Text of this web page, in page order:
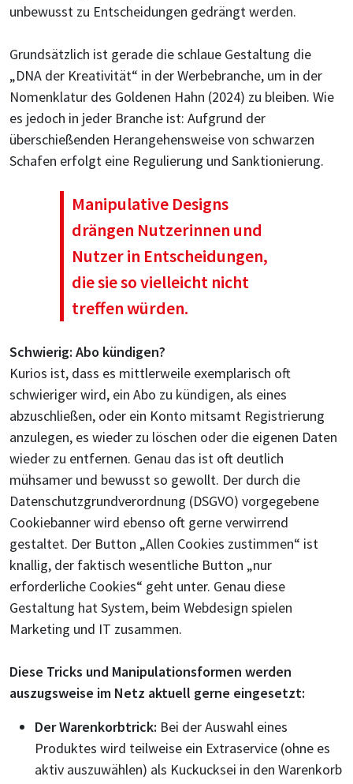
unbewusst zu Entscheidungen gedrängt werden.
Grundsätzlich ist gerade die schlaue Gestaltung die
„DNA der Kreativität“ in der Werbebranche, um in der
Nomenklatur des Goldenen Hahn (2024) zu bleiben. Wie
es jedoch in jeder Branche ist: Aufgrund der
überschießenden Herangehensweise von schwarzen
Schafen erfolgt eine Regulierung und Sanktionierung.
Manipulative Designs
drängen Nutzerinnen und
Nutzer in Entscheidungen,
die sie so vielleicht nicht
treffen würden.
Schwierig: Abo kündigen?
Kurios ist, dass es mittlerweile exemplarisch oft
schwieriger wird, ein Abo zu kündigen, als eines
abzuschließen, oder ein Konto mitsamt Registrierung
anzulegen, es wieder zu löschen oder die eigenen Daten
wieder zu entfernen. Genau das ist oft deutlich
mühsamer und bewusst so gewollt. Der durch die
Datenschutzgrundverordnung (DSGVO) vorgegebene
Cookiebanner wird ebenso oft gerne verwirrend
gestaltet. Der Button „Allen Cookies zustimmen“ ist
knallig, der faktisch wesentliche Button „nur
erforderliche Cookies“ geht unter. Genau diese
Gestaltung hat System, beim Webdesign spielen
Marketing und IT zusammen.
Diese Tricks und Manipulationsformen werden
auszugsweise im Netz aktuell gerne eingesetzt:
Der Warenkorbtrick: Bei der Auswahl eines
Produktes wird teilweise ein Extraservice (ohne es
aktiv auszuwählen) als Kuckucksei in den Warenkorb